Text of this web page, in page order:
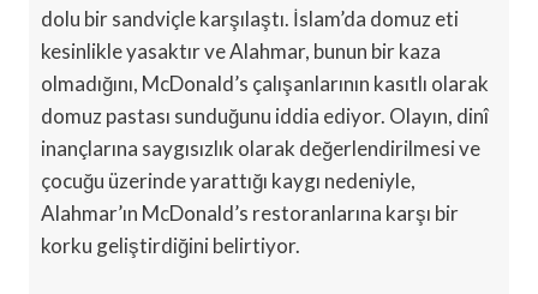
dolu bir sandviçle karşılaştı. İslam’da domuz eti
kesinlikle yasaktır ve Alahmar, bunun bir kaza
olmadığını, McDonald’s çalışanlarının kasıtlı olarak
domuz pastası sunduğunu iddia ediyor. Olayın, dinî
inançlarına saygısızlık olarak değerlendirilmesi ve
çocuğu üzerinde yarattığı kaygı nedeniyle,
Alahmar’ın McDonald’s restoranlarına karşı bir
korku geliştirdiğini belirtiyor.